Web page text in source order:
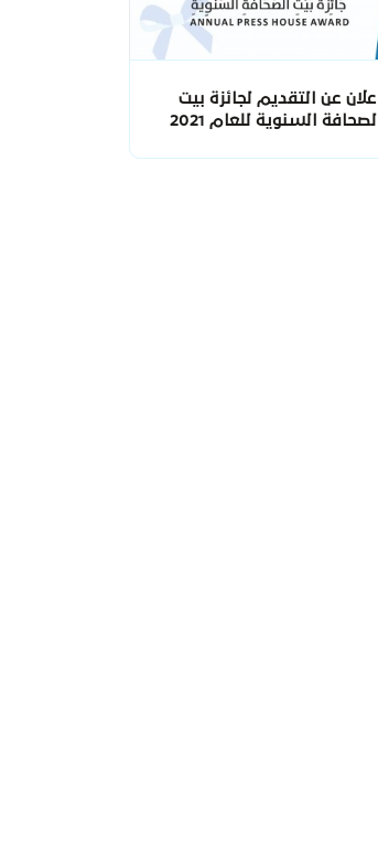
إعلان عن التقديم لجائزة بيت
الصحافة السنوية للعام 2021